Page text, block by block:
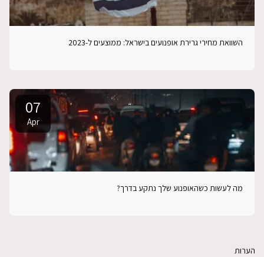
השוואת מחירי גרירת אופנועים בישראל: ממוצעים ל-2023
07
Apr
מה לעשות כשהאופנוע שלך נתקע בדרך?
הערות